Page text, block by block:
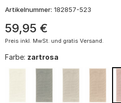
Artikelnummer: 182857-523
59,95 €
Preis inkl. MwSt. und gratis Versand.
Farbe: zartrosa